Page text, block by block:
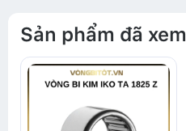
Sản phẩm đã xem